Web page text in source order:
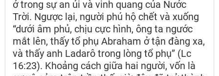
ở trong sự an ủi và vinh quang của Nước
Trời. Ngược lại, người phú hộ chết và xuống
“dưới âm phủ, chịu cực hình, ông ta ngước
mắt lên, thấy tổ phụ Abraham ở tận đàng xa,
và thấy anh Ladarô trong lòng tổ phụ” (Lc
16:23). Khoảng cách giữa hai người, vốn là